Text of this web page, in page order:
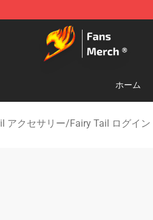
Official Fairy Tail Merchandise Shop
ホーム
アクセサリー/Fairy Tail ログイン